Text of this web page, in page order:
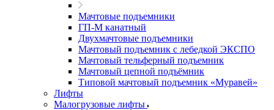
Мачтовые подъемники
ГП-М канатный
Двухмачтовые подъемники
Мачтовый подъемник с лебедкой ЭКСПО
Мачтовый тельферный подъемник
Мачтовый цепной подъёмник
Типовой мачтовый подъемник «Муравей»
Лифты
Малогрузовые лифты